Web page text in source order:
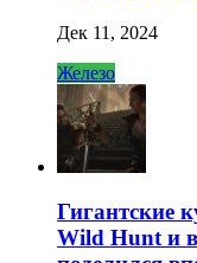
Дек 11, 2024
Железо
Гигантские
Wild Hunt и